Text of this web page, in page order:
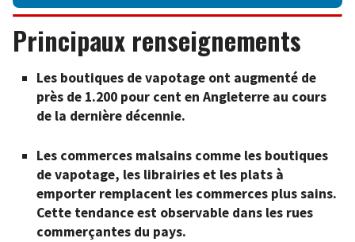
Principaux renseignements
Les boutiques de vapotage ont augmenté de
près de 1.200 pour cent en Angleterre au cours
de la dernière décennie.
Les commerces malsains comme les boutiques
de vapotage, les librairies et les plats à
emporter remplacent les commerces plus sains.
Cette tendance est observable dans les rues
commerçantes du pays.